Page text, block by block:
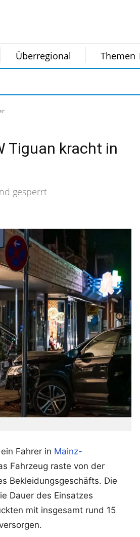
Überregional Themen
Tiguan kracht in
gesperrt
Fahrer in Mainz-
Fahrzeug raste von der
Bekleidungsgeschäfts. Die
Dauer des Einsatzes
mit insgesamt rund 15